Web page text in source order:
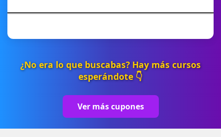
¿No era lo que buscabas? Hay más cursos
esperándote 👇
Ver más cupones